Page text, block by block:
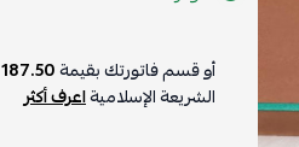
أو قسم فاتورتك بقيمة187.50 ر.س
الشريعة الإسلاميةاعرف أكثر